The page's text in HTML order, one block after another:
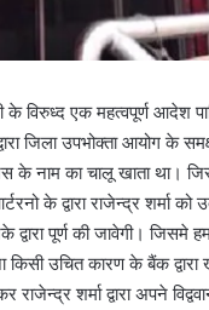
विरुध्द एक महत्वपूर्ण आदेश
जिला उपभोक्ता आयोग के
के नाम का चालू खाता था।
के द्वारा राजेन्द्र
पूर्ण की जावेगी। जिसमे
उचित कारण के बैंक द्वारा
शर्मा द्वारा अपने